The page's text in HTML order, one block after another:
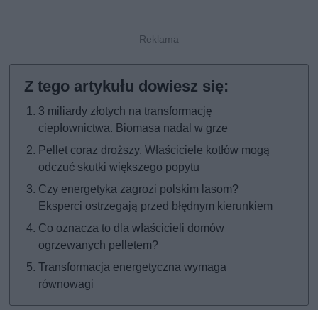
3 miliardy złotych na transformację
ciepłownictwa. Biomasa nadal w grze
Pellet coraz droższy. Właściciele kotłów mogą
odczuć skutki większego popytu
Czy energetyka zagrozi polskim lasom?
Eksperci ostrzegają przed błędnym kierunkiem
Co oznacza to dla właścicieli domów
ogrzewanych pelletem?
Transformacja energetyczna wymaga
równowagi